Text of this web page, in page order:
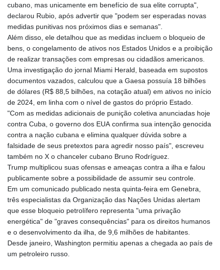
cubano, mas unicamente em benefício de sua elite corrupta",
declarou Rubio, após advertir que "podem ser esperadas novas
medidas punitivas nos próximos dias e semanas".
Além disso, ele detalhou que as medidas incluem o bloqueio de
bens, o congelamento de ativos nos Estados Unidos e a proibição
de realizar transações com empresas ou cidadãos americanos.
Uma investigação do jornal Miami Herald, baseada em supostos
documentos vazados, calculou que a Gaesa possuía 18 bilhões
de dólares (R$ 88,5 bilhões, na cotação atual) em ativos no início
de 2024, em linha com o nível de gastos do próprio Estado.
"Com as medidas adicionais de punição coletiva anunciadas hoje
contra Cuba, o governo dos EUA confirma sua intenção genocida
contra a nação cubana e elimina qualquer dúvida sobre a
falsidade de seus pretextos para agredir nosso país", escreveu
também no X o chanceler cubano Bruno Rodríguez.
Trump multiplicou suas ofensas e ameaças contra a ilha e falou
publicamente sobre a possibilidade de assumir seu controle.
Em um comunicado publicado nesta quinta-feira em Genebra,
três especialistas da Organização das Nações Unidas alertam
que esse bloqueio petrolífero representa "uma privação
energética" de "graves consequências" para os direitos humanos
e o desenvolvimento da ilha, de 9,6 milhões de habitantes.
Desde janeiro, Washington permitiu apenas a chegada ao país de
um petroleiro russo.